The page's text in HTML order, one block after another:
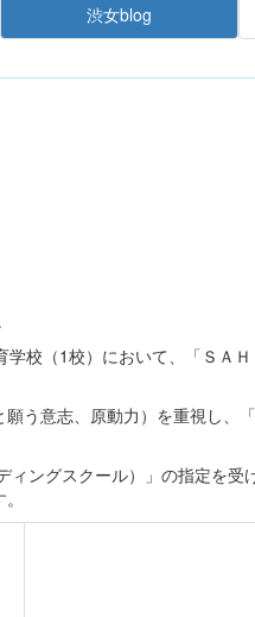
渋女blog
校（1校）において、「ＳＡ
う意志、原動力）を重視し、
ングスクール）」の指定を受